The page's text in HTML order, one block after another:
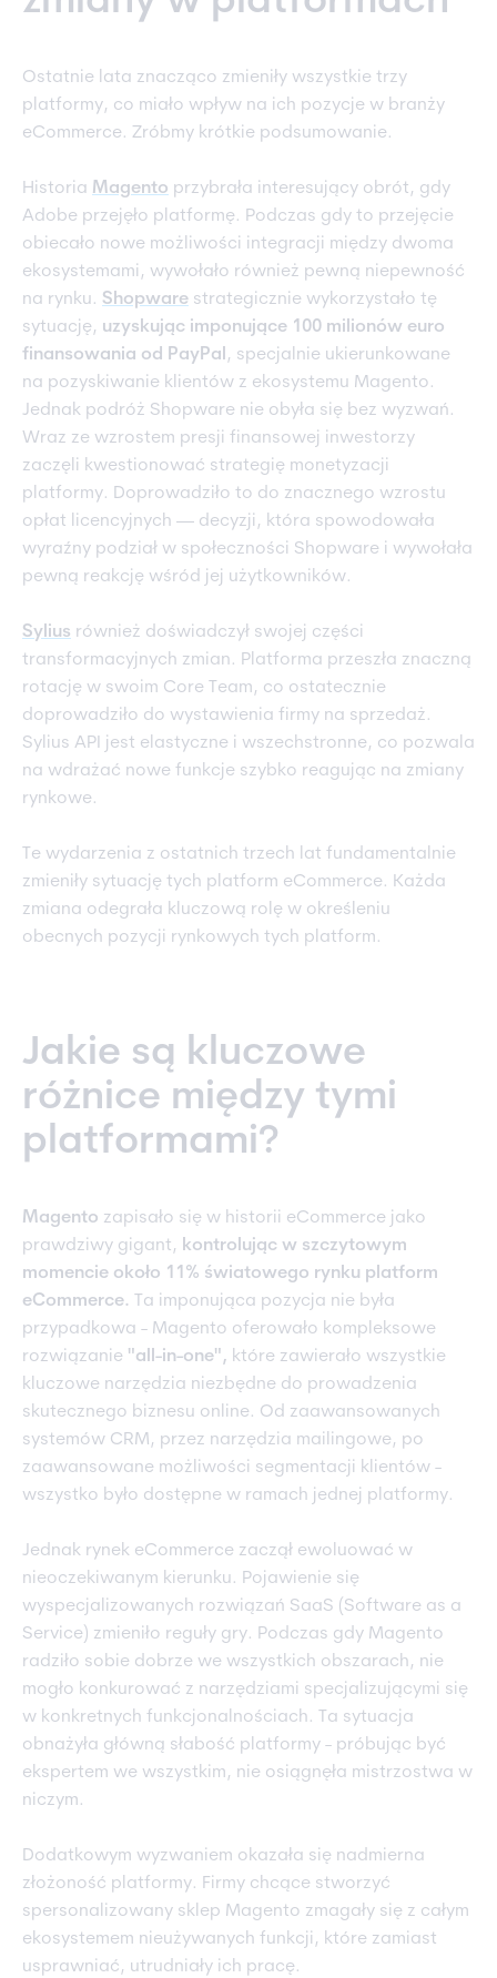
Ostatnie lata znacząco zmieniły wszystkie trzy
platformy, co miało wpływ na ich pozycje w branży
eCommerce. Zróbmy krótkie podsumowanie.
Historia Magento przybrała interesujący obrót, gdy
Adobe przejęło platformę. Podczas gdy to przejęcie
obiecało nowe możliwości integracji między dwoma
ekosystemami, wywołało również pewną niepewność
na rynku. Shopware strategicznie wykorzystało tę
sytuację, uzyskując imponujące 100 milionów euro
finansowania od PayPal , specjalnie ukierunkowane
na pozyskiwanie klientów z ekosystemu Magento.
Jednak podróż Shopware nie obyła się bez wyzwań.
Wraz ze wzrostem presji finansowej inwestorzy
zaczęli kwestionować strategię monetyzacji
platformy. Doprowadziło to do znacznego wzrostu
opłat licencyjnych — decyzji, która spowodowała
wyraźny podział w społeczności Shopware i wywołała
pewną reakcję wśród jej użytkowników.
Sylius również doświadczył swojej części
transformacyjnych zmian. Platforma przeszła znaczną
rotację w swoim Core Team, co ostatecznie
doprowadziło do wystawienia firmy na sprzedaż.
Sylius API jest elastyczne i wszechstronne, co pozwala
na wdrażać nowe funkcje szybko reagując na zmiany
rynkowe.
Te wydarzenia z ostatnich trzech lat fundamentalnie
zmieniły sytuację tych platform eCommerce. Każda
zmiana odegrała kluczową rolę w określeniu
obecnych pozycji rynkowych tych platform.
Jakie są kluczowe
różnice między tymi
platformami?
Magento zapisało się w historii eCommerce jako
prawdziwy gigant, kontrolując w szczytowym
momencie około 11% światowego rynku platform
eCommerce.
Ta imponująca pozycja nie była
przypadkowa - Magento oferowało kompleksowe
rozwiązanie "all-in-one", które zawierało wszystkie
kluczowe narzędzia niezbędne do prowadzenia
skutecznego biznesu online. Od zaawansowanych
systemów CRM, przez narzędzia mailingowe, po
zaawansowane możliwości segmentacji klientów -
wszystko było dostępne w ramach jednej platformy.
Jednak rynek eCommerce zaczął ewoluować w
nieoczekiwanym kierunku. Pojawienie się
wyspecjalizowanych rozwiązań SaaS (Software as a
Service) zmieniło reguły gry. Podczas gdy Magento
radziło sobie dobrze we wszystkich obszarach, nie
mogło konkurować z narzędziami specjalizującymi się
w konkretnych funkcjonalnościach. Ta sytuacja
obnażyła główną słabość platformy - próbując być
ekspertem we wszystkim, nie osiągnęła mistrzostwa w
niczym.
Dodatkowym wyzwaniem okazała się nadmierna
złożoność platformy. Firmy chcące stworzyć
spersonalizowany sklep Magento zmagały się z całym
ekosystemem nieużywanych funkcji, które zamiast
usprawniać, utrudniały ich pracę.